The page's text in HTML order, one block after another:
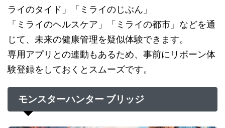
ライのタイド」「ミライのじぶん」
「ミライのヘルスケア」「ミライの都市」などを通
じて、未来の健康管理を疑似体験できます。
専用アプリとの連動もあるため、事前にリボーン体
験登録をしておくとスムーズです。
モンスターハンター ブリッジ